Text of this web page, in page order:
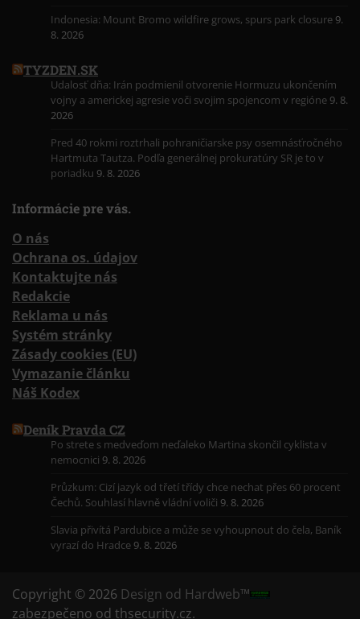
Indonesia: Mount Bromo wildfire grows, spurs park closure 9.
8. 2026
TYZDEN.SK
Udalosť dňa: Irán podmienil otvorenie Hormuzu ukončením
vojny a americkej agresie voči svojim spojencom v regióne 9. 8.
2026
Pred 40 rokmi roztrhali pohraničiarske psy osemnásťročného
Hartmuta Tautza. Podľa generálnej prokuratúry SR je to v
poriadku 9. 8. 2026
Informácie pre vás.
O nás
Ochrana os. údajov
Kontaktujte nás
Redakcie
Reklama u nás
Systém stránky
Zásady cookies (EU)
Vymazanie článku
Náš Kodex
Deník Pravda CZ
Po strete s medveďom neďaleko Martina skončil cyklista v
nemocnici 9. 8. 2026
Průzkum: Cizí jazyk od třetí třídy chce nechat přes 60 procent
Čechů. Souhlasí hlavně vládní voliči 9. 8. 2026
Slavia přivítá Pardubice a může se vyhoupnout do čela, Baník
vyrazí do Hradce 9. 8. 2026
Copyright © 2026 Design od Hardweb™
zabezpečeno od thsecurity.cz.